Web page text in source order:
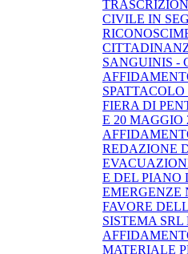
CIVILE IN
SANGUINIS -
FIERA DI
E 20 MAGGIO
REDAZIONE
E DEL PIANO
EMERGENZE
FAVORE
SISTEMA
MATERIALE